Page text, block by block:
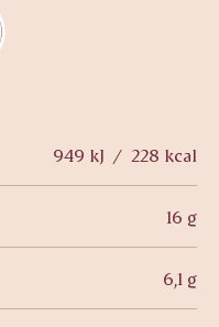
949 kJ / 228 kcal
16 g
6,1 g